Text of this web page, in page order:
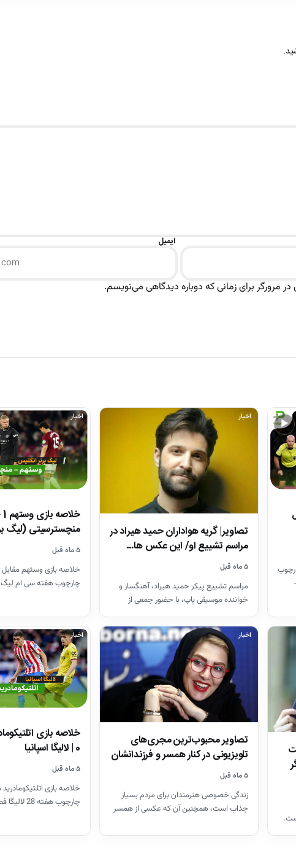
ایمیل
مرورگر برای زمانی که دوباره دیدگاهی می‌نویسم.
▶
هفته سی ام لیگ برتر انگلیس فصل 26-
اخبار
تصاویر| گریه هواداران حمید هیراد در
مراسم تشییع او/ این عکس ها…
۵ ماه قبل
مراسم تشییع پیکر حمید هیراد، آهنگساز و
خواننده موسیقی پاپ، با حضور جمعی از
هنرمندان در قطعه هنرمندان…
اخبار
منچسترسیتی (لیگ
۵ ماه قبل
خلاصه بازی وستهم
چارچوب هفته سی ام
اخبار
تصاویر محبوب‌ترین مجری‌های
تلویزیونی در کنار همسر و فرزندانشان
+ بیوگرافی
۵ ماه قبل
زندگی خصوصی هنرمندان برای مردم بسیار
جذاب است، همچنین آن که عکسی از همسر
اخبار
0 | لالیگا اسپانیا
۵ ماه قبل
خلاصه بازی
چارچوب هفته 28 لالیگا فصل 26-2025